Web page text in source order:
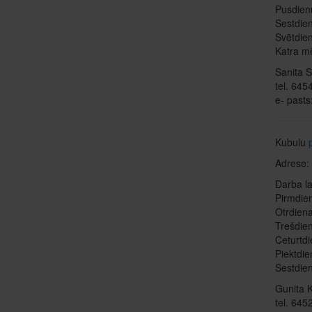
Katra
Sanita
tel.
e- pasts:
Kubulu
Adrese:
Darba
Gunita
tel.